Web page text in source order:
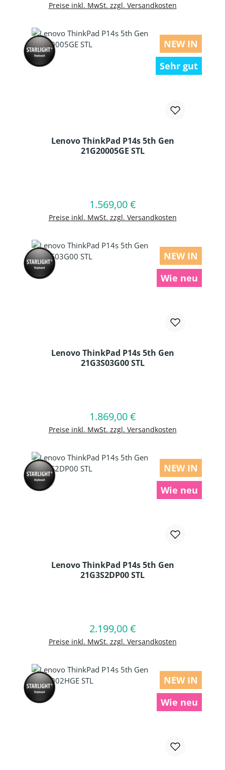
Preise inkl. MwSt. zzgl. Versandkosten
NEW IN
Sehr gut
Lenovo ThinkPad P14s 5th Gen
21G20005GE STL
Regulärer Preis:
1.569,00 €
Preise inkl. MwSt. zzgl. Versandkosten
In den Warenkorb
NEW IN
Wie neu
Lenovo ThinkPad P14s 5th Gen
21G3S03G00 STL
Regulärer Preis:
1.869,00 €
Preise inkl. MwSt. zzgl. Versandkosten
In den Warenkorb
NEW IN
Wie neu
Lenovo ThinkPad P14s 5th Gen
21G3S2DP00 STL
Regulärer Preis:
2.199,00 €
Preise inkl. MwSt. zzgl. Versandkosten
In den Warenkorb
NEW IN
Wie neu